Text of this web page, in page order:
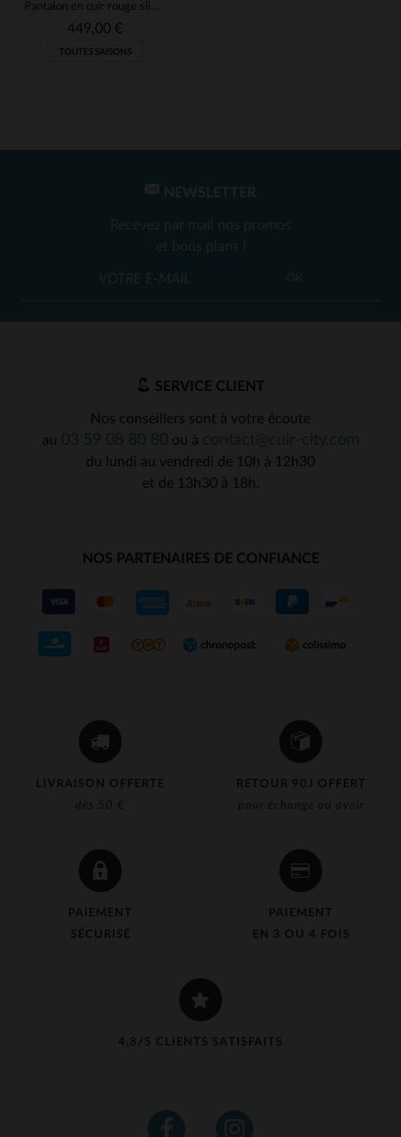
TAILLES DISPONIBLES
Pantalon en cuir rouge slimfit
449,00 €
TOUTES SAISONS
LIVRAISON OFFERTE
dès 50 €
RETOUR 90J OFFERT
pour échange ou avoir
PAIEMENT
SÉCURISÉ
PAIEMENT
EN 3 OU 4 FOIS
4,8/5 CLIENTS SATISFAITS
NEWSLETTER
Recevez par mail nos promos
et bons plans !
OK
SERVICE CLIENT
Nos conseillers sont à votre écoute
au
ou à
du lundi au vendredi de 10h à 12h30
et de 13h30 à 18h.
NOS PARTENAIRES DE CONFIANCE